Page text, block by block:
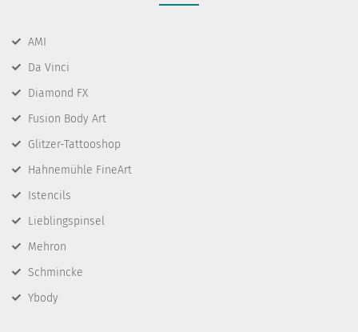
AMI
Da Vinci
Diamond FX
Fusion Body Art
Glitzer-Tattooshop
Hahnemühle FineArt
Istencils
Lieblingspinsel
Mehron
Schmincke
Ybody